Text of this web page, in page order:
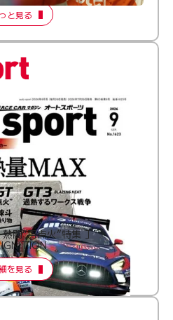
と見る
闘“再点火”特集 ］
を見る